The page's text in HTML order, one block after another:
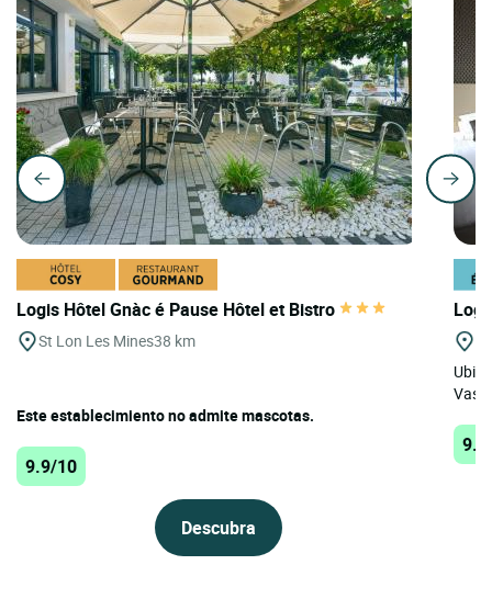
Logis Hôtel Gnàc é Pause Hôtel et Bistro
St Lon Les Mines38 km
Este establecimiento no admite mascotas.
9.9/10
Descubra